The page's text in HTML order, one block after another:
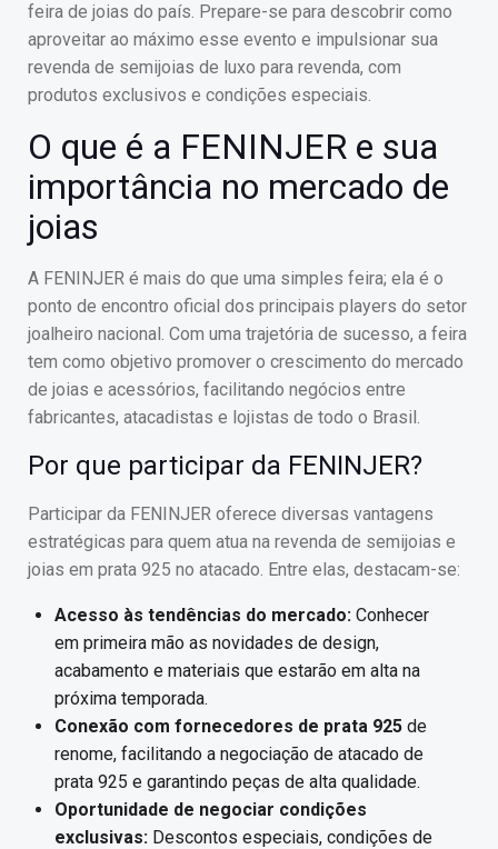
feira de joias do país. Prepare-se para descobrir como
aproveitar ao máximo esse evento e impulsionar sua
revenda de semijoias de luxo para revenda, com
produtos exclusivos e condições especiais.
O que é a FENINJER e sua
importância no mercado de
joias
A FENINJER é mais do que uma simples feira; ela é o
ponto de encontro oficial dos principais players do setor
joalheiro nacional. Com uma trajetória de sucesso, a feira
tem como objetivo promover o crescimento do mercado
de joias e acessórios, facilitando negócios entre
fabricantes, atacadistas e lojistas de todo o Brasil.
Por que participar da FENINJER?
Participar da FENINJER oferece diversas vantagens
estratégicas para quem atua na revenda de semijoias e
joias em prata 925 no atacado. Entre elas, destacam-se:
Acesso às tendências do mercado: Conhecer
em primeira mão as novidades de design,
acabamento e materiais que estarão em alta na
próxima temporada.
Conexão com fornecedores de prata 925 de
renome, facilitando a negociação de atacado de
prata 925 e garantindo peças de alta qualidade.
Oportunidade de negociar condições
exclusivas: Descontos especiais, condições de